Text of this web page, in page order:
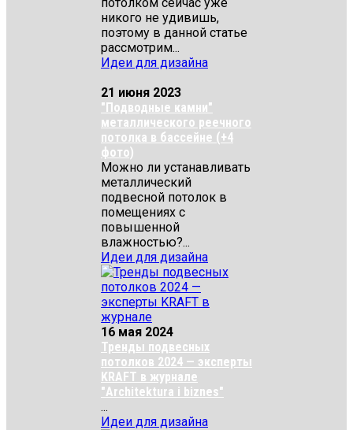
никого не удивишь,
поэтому в данной статье
рассмотрим...
Идеи для дизайна
21 июня 2023
"Подводные камни"
металлического реечного
потолка в бассейне (+4
фото)
Можно ли устанавливать
металлический
подвесной потолок в
помещениях с
повышенной
влажностью?...
Идеи для дизайна
16 мая 2024
Тренды подвесных
потолков 2024 — эксперты
KRAFT в журнале
"Architektura i biznes"
...
Идеи для дизайна